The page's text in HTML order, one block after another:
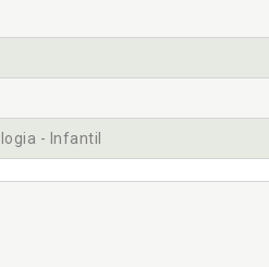
- Infantil